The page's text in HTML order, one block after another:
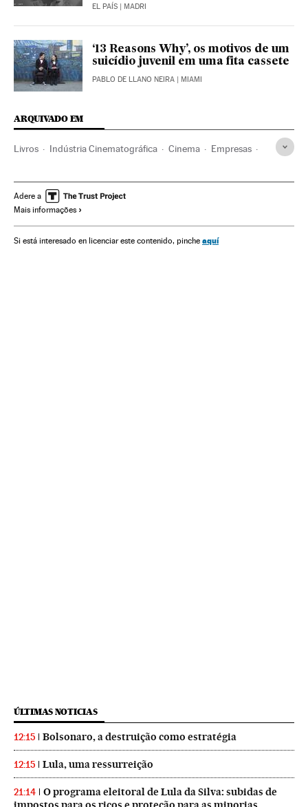
EL PAÍS | MADRI
‘13 Reasons Why’, os motivos de um
suicídio juvenil em uma fita cassete
PABLO DE LLANO NEIRA | MIAMI
ARQUIVADO EM
Livros Indústria Cinematográfica Cinema Empresas
Marvel (comics) Factoría Disney
Setor editorial Produção audiovisual Comunicação
Adere a
Mais informações
Si está interesado en licenciar este contenido, pinche aquí
ÚLTIMAS NOTICIAS
12:15 Bolsonaro, a destruição como estratégia
12:15 Lula, uma ressurreição
21:14
O programa eleitoral de Lula da Silva: subidas de